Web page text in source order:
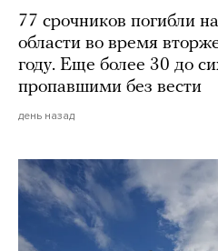
77 срочников погибли
области во время
году. Еще более 30 до
пропавшими без вести
день назад